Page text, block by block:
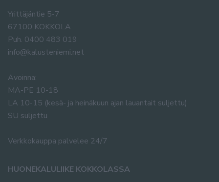
Yrittäjäntie 5-7
67100 KOKKOLA
Puh. 0400 483 019
info@kalusteniemi.net
Avoinna:
MA-PE 10-18
LA 10-15 (kesä- ja heinäkuun ajan lauantait suljettu)
SU suljettu
Verkkokauppa palvelee 24/7
HUONEKALULIIKE KOKKOLASSA